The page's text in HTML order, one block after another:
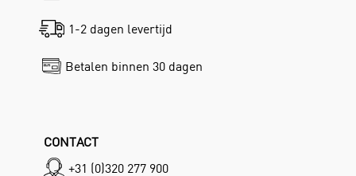
1-2 dagen levertijd
Betalen binnen 30 dagen
CONTACT
+31 (0)320 277 900